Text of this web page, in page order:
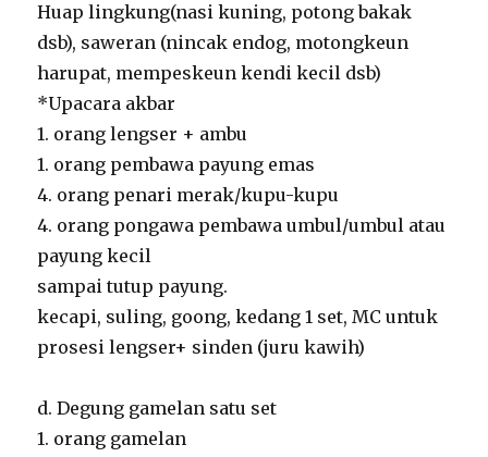
Huap lingkung(nasi kuning, potong bakak
dsb), saweran (nincak endog, motongkeun
harupat, mempeskeun kendi kecil dsb)
*Upacara akbar
1. orang lengser + ambu
1. orang pembawa payung emas
4. orang penari merak/kupu-kupu
4. orang pongawa pembawa umbul/umbul atau
payung kecil
sampai tutup payung.
kecapi, suling, goong, kedang 1 set, MC untuk
prosesi lengser+ sinden (juru kawih)
d. Degung gamelan satu set
1. orang gamelan